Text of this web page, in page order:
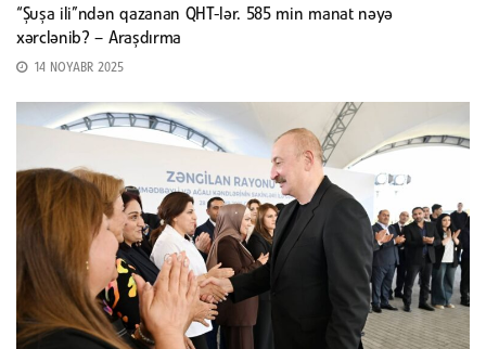
“Şuşa ili”ndən qazanan QHT-lər. 585 min manat nəyə
xərclənib? – Araşdırma
14 NOYABR 2025